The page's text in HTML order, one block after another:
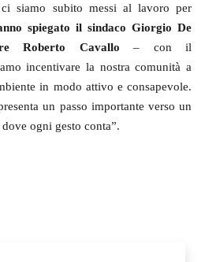
siamo subito messi al lavoro per
spiegato il sindaco Giorgio De
Roberto Cavallo – con il
incentivare la nostra comunità a
in modo attivo e consapevole.
un passo importante verso un
ogni gesto conta”.